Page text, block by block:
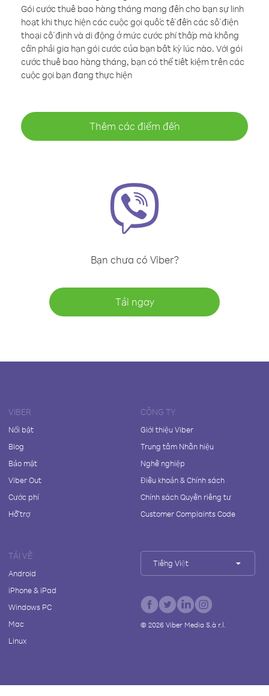
Gói cước thuê bao hàng tháng mang đến cho bạn sự linh
hoạt khi thực hiện các cuộc gọi quốc tế đến các số điện
thoại cố định và di động ở mức cước phí thấp mà không
cần phải gia hạn gói cước của bạn bất kỳ lúc nào. Với gói
cước thuê bao hàng tháng, bạn có thể tiết kiệm trên các
cuộc gọi bạn đang thực hiện
Thêm các điểm đến
Bạn chưa có Viber?
Tải ngay
VIBER
Nổi bật
Blog
Bảo mật
Viber Out
Cước phí
Hỗ trợ
CÔNG TY
Giới thiệu Viber
Trung tâm Nhãn hiệu
Nghề nghiệp
Điều khoản & Chính sách
Chính sách Quyền riêng tư
Customer Complaints Code
TẢI VỀ
Android
iPhone & iPad
Windows PC
Mac
Linux
Tiếng Việt
© 2026Viber Media S.à r.l.